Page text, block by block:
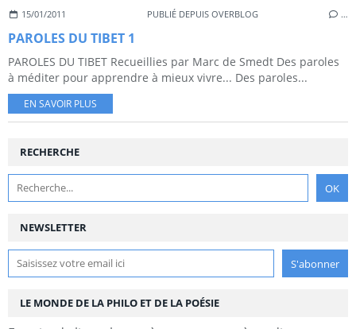
15/01/2011 PUBLIÉ DEPUIS OVERBLOG …
PAROLES DU TIBET 1
PAROLES DU TIBET Recueillies par Marc de Smedt Des paroles
à méditer pour apprendre à mieux vivre... Des paroles...
EN SAVOIR PLUS
NEWSLETTER
RECHERCHE
LE MONDE DE LA PHILO ET DE LA POÉSIE